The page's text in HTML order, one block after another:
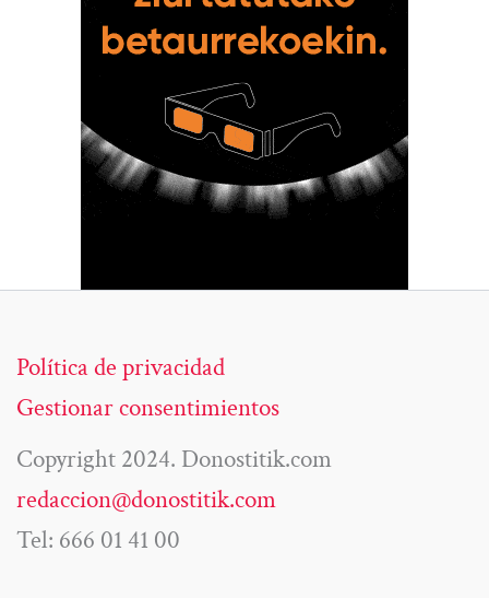
Política de privacidad
Gestionar consentimientos
Copyright 2024. Donostitik.com
redaccion@donostitik.com
Tel: 666 01 41 00